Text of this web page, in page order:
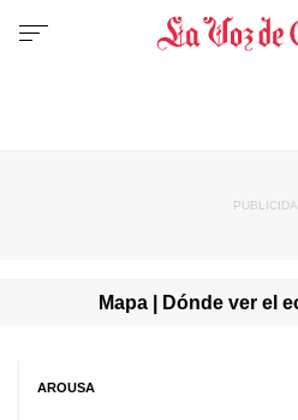
Mapa | Dónde ver el
AROUSA